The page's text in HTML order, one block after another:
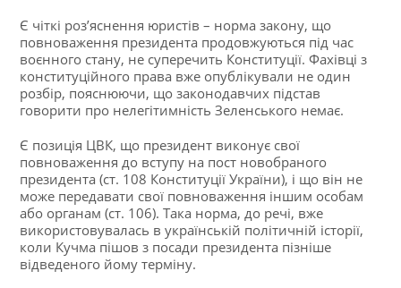
Є чіткі розʼяснення юристів – норма закону, що
повноваження президента продовжуються під час
воєнного стану, не суперечить Конституції. Фахівці з
конституційного права вже опублікували не один
розбір, пояснюючи, що законодавчих підстав
говорити про нелегітимність Зеленського немає.
Є позиція ЦВК, що президент виконує свої
повноваження до вступу на пост новобраного
президента (ст. 108 Конституції України), і що він не
може передавати свої повноваження іншим особам
або органам (ст. 106). Така норма, до речі, вже
використовувалась в українській політичній історії,
коли Кучма пішов з посади президента пізніше
відведеного йому терміну.